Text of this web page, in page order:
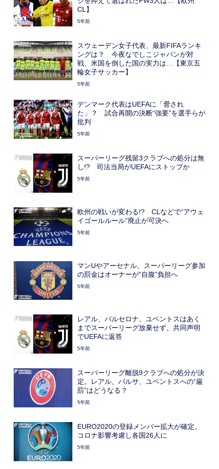
CL】
5年前
スウェーデン女子代表、最新FIFAランキ
ングは？ 今夜なでしこジャパンが対
戦、米国を倒した国の実力は…【東京五
輪女子サッカー】
5年前
デンマーク代表はUEFAに「脅され
た」？ 試合再開の決断“強要”を選手らが
批判
5年前
スーパーリーグ残留3クラブへの処分は無
し!? 司法当局がUEFAにストップか
5年前
欧州の戦いが変わる!? CLなどで“アウェ
イゴールルール”廃止が可決へ
5年前
マンUやアーセナル、スーパーリーグ参加
の罰金はオーナーが“自腹”負担へ
5年前
レアル、バルセロナ、ユベントスはあく
までスーパーリーグ放棄せず。共同声明
でUEFAに返答
5年前
スーパーリーグ離脱9クラブへの処分が決
定。レアル、バルサ、ユベントスへの“厳
罰”はどうなる？
5年前
EURO2020の登録メンバー拡大が確定。
コロナ影響考慮し各国26人に
5年前